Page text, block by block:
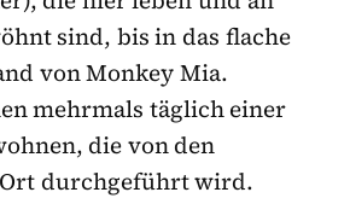
sind, bis in das flache
von Monkey Mia.
mehrmals täglich einer
die von den
durchgeführt wird.